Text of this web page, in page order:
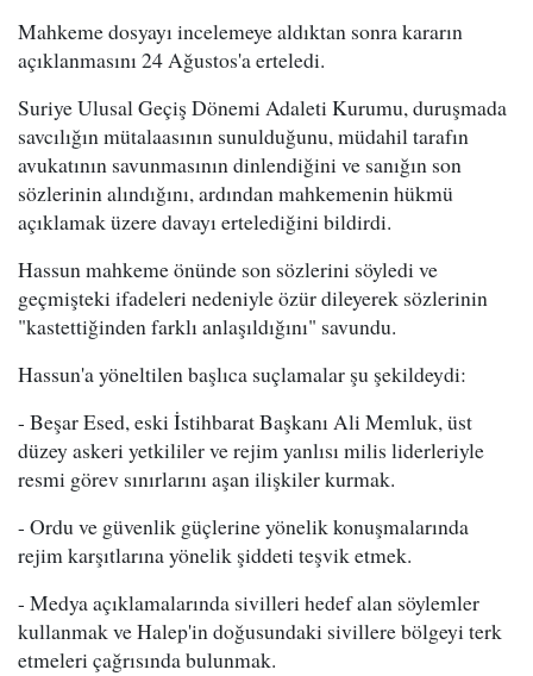
Mahkeme dosyayı incelemeye aldıktan sonra kararın
açıklanmasını 24 Ağustos'a erteledi.
Suriye Ulusal Geçiş Dönemi Adaleti Kurumu, duruşmada
savcılığın mütalaasının sunulduğunu, müdahil tarafın
avukatının savunmasının dinlendiğini ve sanığın son
sözlerinin alındığını, ardından mahkemenin hükmü
açıklamak üzere davayı ertelediğini bildirdi.
Hassun mahkeme önünde son sözlerini söyledi ve
geçmişteki ifadeleri nedeniyle özür dileyerek sözlerinin
"kastettiğinden farklı anlaşıldığını" savundu.
Hassun'a yöneltilen başlıca suçlamalar şu şekildeydi:
- Beşar Esed, eski İstihbarat Başkanı Ali Memluk, üst
düzey askeri yetkililer ve rejim yanlısı milis liderleriyle
resmi görev sınırlarını aşan ilişkiler kurmak.
- Ordu ve güvenlik güçlerine yönelik konuşmalarında
rejim karşıtlarına yönelik şiddeti teşvik etmek.
- Medya açıklamalarında sivilleri hedef alan söylemler
kullanmak ve Halep'in doğusundaki sivillere bölgeyi terk
etmeleri çağrısında bulunmak.